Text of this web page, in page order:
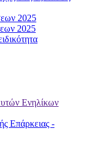
2025
2025
Ενηλίκων
Επάρκειας -